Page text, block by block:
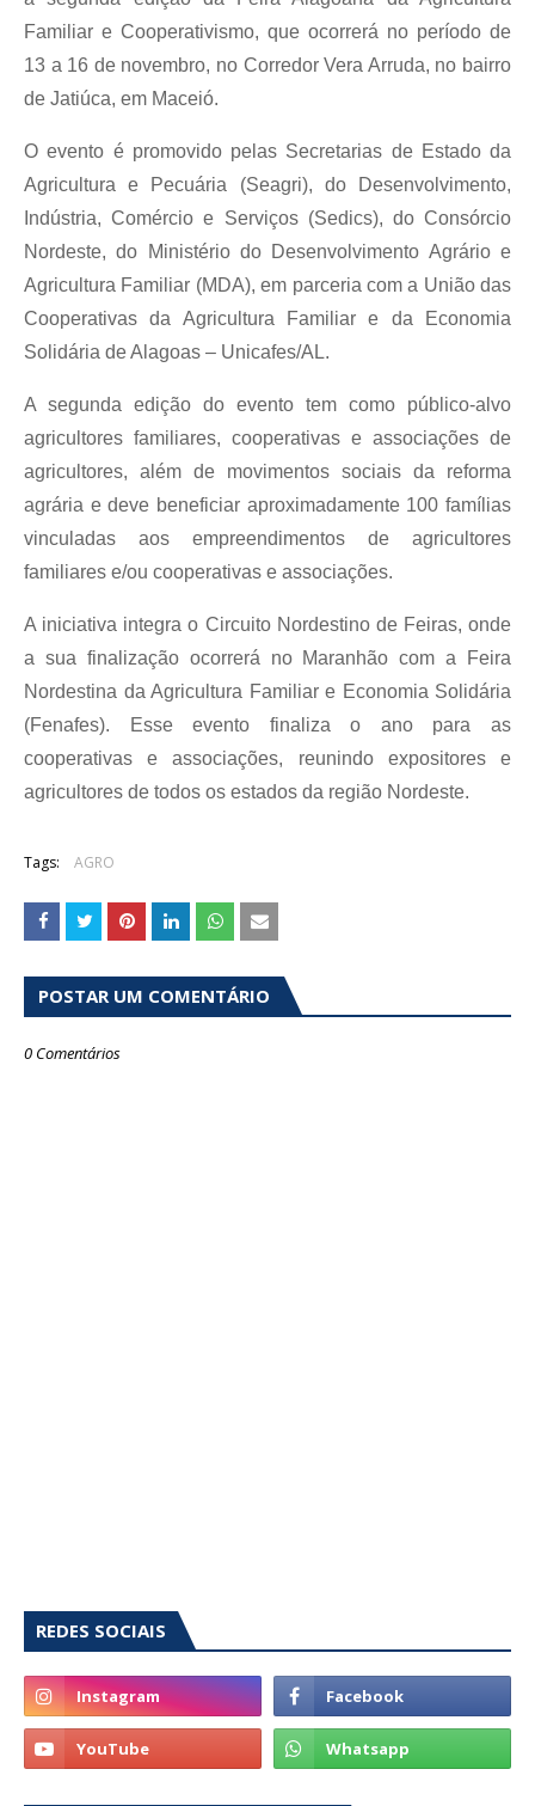
Familiar e Cooperativismo, que ocorrerá no período de
13 a 16 de novembro, no Corredor Vera Arruda, no bairro
de Jatiúca, em Maceió.
O evento é promovido pelas Secretarias de Estado da
Agricultura e Pecuária (Seagri), do Desenvolvimento,
Indústria, Comércio e Serviços (Sedics), do Consórcio
Nordeste, do Ministério do Desenvolvimento Agrário e
Agricultura Familiar (MDA), em parceria com a União das
Cooperativas da Agricultura Familiar e da Economia
Solidária de Alagoas – Unicafes/AL.
A segunda edição do evento tem como público-alvo
agricultores familiares, cooperativas e associações de
agricultores, além de movimentos sociais da reforma
agrária e deve beneficiar aproximadamente 100 famílias
vinculadas aos empreendimentos de agricultores
familiares e/ou cooperativas e associações.
A iniciativa integra o Circuito Nordestino de Feiras, onde
a sua finalização ocorrerá no Maranhão com a Feira
Nordestina da Agricultura Familiar e Economia Solidária
(Fenafes). Esse evento finaliza o ano para as
cooperativas e associações, reunindo expositores e
agricultores de todos os estados da região Nordeste.
Tags: AGRO
POSTAR UM COMENTÁRIO
0 Comentários
REDES SOCIAIS